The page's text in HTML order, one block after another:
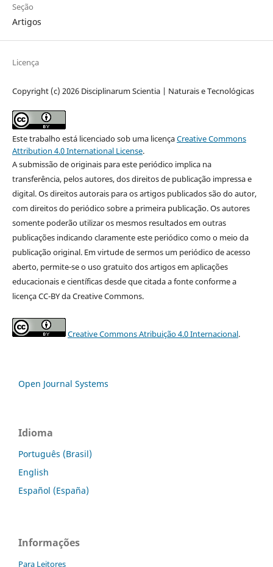
Seção
Artigos
Licença
Copyright (c) 2026 Disciplinarum Scientia | Naturais e Tecnológicas
Este trabalho está licenciado sob uma licençaCreative Commons
Attribution 4.0 International License.
A submissão de originais para este periódico implica na
transferência, pelos autores, dos direitos de publicação impressa e
digital. Os direitos autorais para os artigos publicados são do autor,
com direitos do periódico sobre a primeira publicação. Os autores
somente poderão utilizar os mesmos resultados em outras
publicações indicando claramente este periódico como o meio da
publicação original. Em virtude de sermos um periódico de acesso
aberto, permite-se o uso gratuito dos artigos em aplicações
educacionais e científicas desde que citada a fonte conforme a
licença CC-BY da Creative Commons.
Creative Commons Atribuição 4.0 Internacional.
Open Journal Systems
Idioma
Português (Brasil)
English
Español (España)
Informações
Para Leitores